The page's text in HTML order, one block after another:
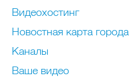
Видеохостинг
Новостная карта города
Каналы
Ваше видео